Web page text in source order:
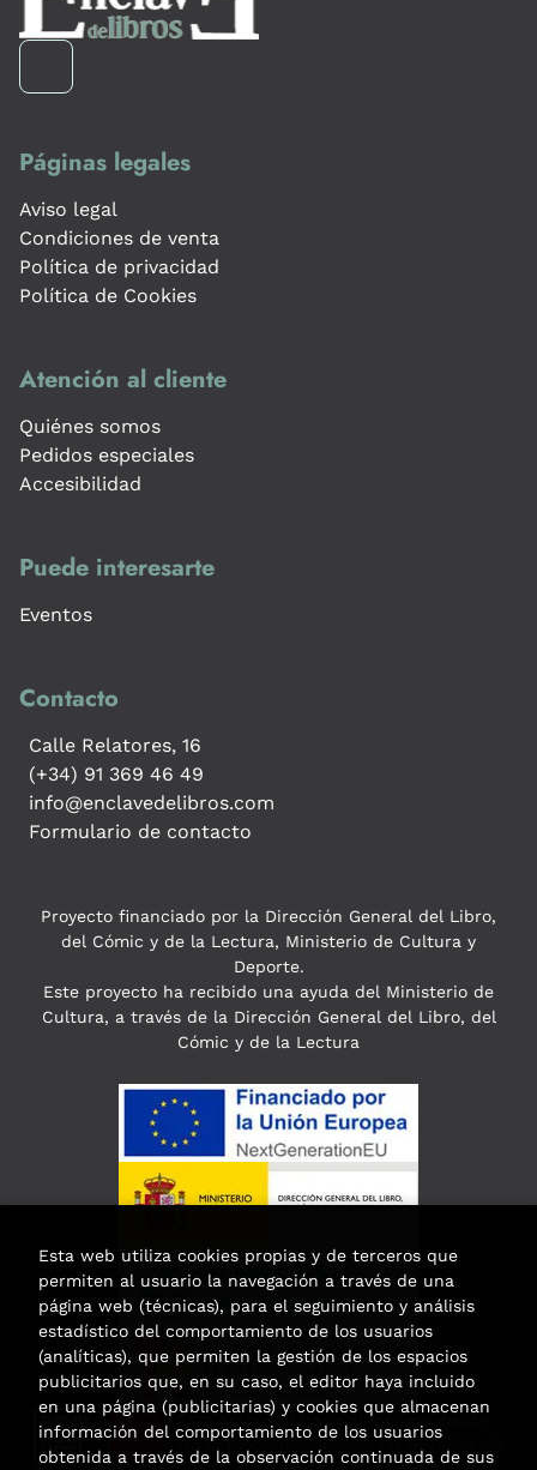
Páginas legales
Aviso legal
Condiciones de venta
Política de privacidad
Política de Cookies
Atención al cliente
Quiénes somos
Pedidos especiales
Accesibilidad
Puede interesarte
Eventos
Contacto
Calle Relatores, 16
(+34) 91 369 46 49
info@enclavedelibros.com
Formulario de contacto
Proyecto financiado por la Dirección General del Libro,
del Cómic y de la Lectura, Ministerio de Cultura y
Deporte.
Este proyecto ha recibido una ayuda del Ministerio de
Cultura, a través de la Dirección General del Libro, del
Cómic y de la Lectura
Esta actividad ha recibido una ayuda
para la modernización de las librerías de
Esta web utiliza cookies propias y de terceros que
permiten al usuario la navegación a través de una
página web (técnicas), para el seguimiento y análisis
estadístico del comportamiento de los usuarios
(analíticas), que permiten la gestión de los espacios
publicitarios que, en su caso, el editor haya incluido
en una página (publicitarias) y cookies que almacenan
información del comportamiento de los usuarios
obtenida a través de la observación continuada de sus